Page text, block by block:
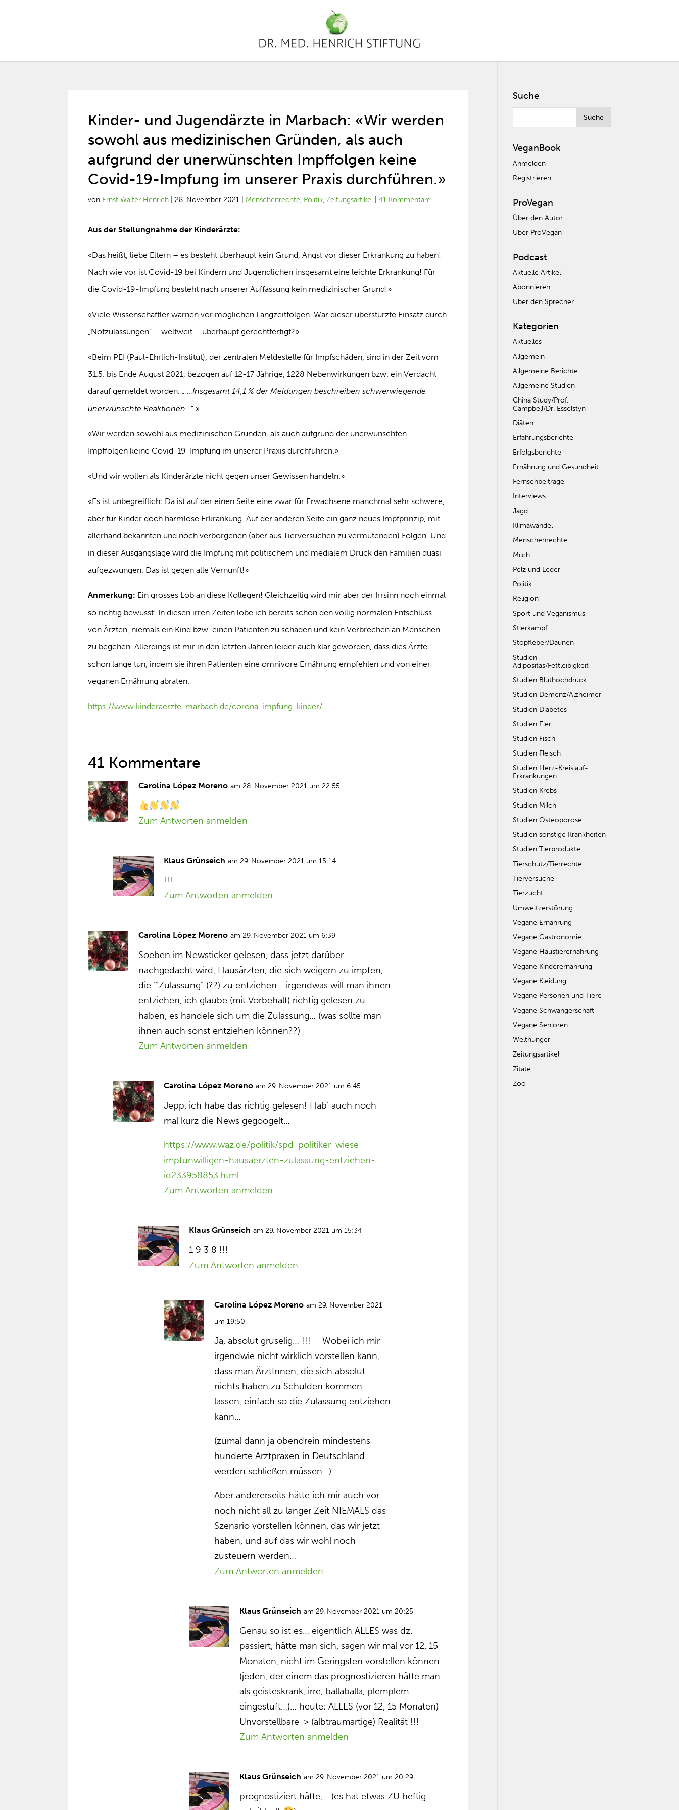
Kinder- und Jugendärzte in Marbach: «Wir werden
sowohl aus medizinischen Gründen, als auch
aufgrund der unerwünschten Impffolgen keine
Covid-19-Impfung im unserer Praxis durchführen.»
von Ernst Walter Henrich |28. November 2021 Menschenrechte, Politik,Zeitungsartikel |41 Kommentare
Aus der Stellungnahme der Kinderärzte:
«Das heißt, liebe Eltern – es besteht überhaupt kein Grund, Angst vor dieser Erkrankung zu haben!
Nach wie vor ist Covid-19 bei Kindern und Jugendlichen insgesamt eine leichte Erkrankung! Für
die Covid-19-Impfung besteht nach unserer Auffassung kein medizinischer Grund!»
«Viele Wissenschaftler warnen vor möglichen Langzeitfolgen. War dieser überstürzte Einsatz durch
„Notzulassungen“ – weltweit – überhaupt gerechtfertigt?»
«Beim PEI (Paul-Ehrlich-Institut), der zentralen Meldestelle für Impfschäden, sind in der Zeit vom
31.5. bis Ende August 2021, bezogen auf 12-17 Jährige, 1228 Nebenwirkungen bzw. ein Verdacht
darauf gemeldet worden. „…Insgesamt 14,1 % der Meldungen beschreiben schwerwiegende
unerwünschte Reaktionen…“.»
«Wir werden sowohl aus medizinischen Gründen, als auch aufgrund der unerwünschten
Impffolgen keine Covid-19-Impfung im unserer Praxis durchführen.»
«Und wir wollen als Kinderärzte nicht gegen unser Gewissen handeln.»
«Es ist unbegreiflich: Da ist auf der einen Seite eine zwar für Erwachsene manchmal sehr schwere,
aber für Kinder doch harmlose Erkrankung. Auf der anderen Seite ein ganz neues Impfprinzip, mit
allerhand bekannten und noch verborgenen (aber aus Tierversuchen zu vermutenden) Folgen. Und
in dieser Ausgangslage wird die Impfung mit politischem und medialem Druck den Familien quasi
aufgezwungen. Das ist gegen alle Vernunft!»
Anmerkung: Ein grosses Lob an diese Kollegen! Gleichzeitig wird mir aber der Irrsinn noch einmal
so richtig bewusst: In diesen irren Zeiten lobe ich bereits schon den völlig normalen Entschluss
von Ärzten, niemals ein Kind bzw. einen Patienten zu schaden und kein Verbrechen an Menschen
zu begehen. Allerdings ist mir in den letzten Jahren leider auch klar geworden, dass dies Ärzte
schon lange tun, indem sie ihren Patienten eine omnivore Ernährung empfehlen und von einer
veganen Ernährung abraten.
https://www.kinderaerzte-marbach.de/corona-impfung-kinder/
41 Kommentare
Carolina López Moreno am 28. November 2021 um 22:55
Zum Antworten anmelden
Klaus Grünseich am 29. November 2021 um 15:14
!!!
Zum Antworten anmelden
Carolina López Moreno am 29. November 2021 um 6:39
Soeben im Newsticker gelesen, dass jetzt darüber
nachgedacht wird, Hausärzten, die sich weigern zu impfen,
die ‘”Zulassung” (??) zu entziehen… irgendwas will man ihnen
entziehen, ich glaube (mit Vorbehalt) richtig gelesen zu
haben, es handele sich um die Zulassung… (was sollte man
ihnen auch sonst entziehen können??)
Zum Antworten anmelden
Carolina López Moreno am 29. November 2021 um 6:45
Jepp, ich habe das richtig gelesen! Hab’ auch noch
mal kurz die News gegoogelt…
https://www.waz.de/politik/spd-politiker-wiese-
impfunwilligen-hausaerzten-zulassung-entziehen-
id233958853.html
Zum Antworten anmelden
Klaus Grünseich am 29. November 2021 um 15:34
1 9 3 8 !!!
Zum Antworten anmelden
Carolina López Moreno am 29. November 2021
um 19:50
Ja, absolut gruselig… !!! – Wobei ich mir
irgendwie nicht wirklich vorstellen kann,
dass man ÄrztInnen, die sich absolut
nichts haben zu Schulden kommen
lassen, einfach so die Zulassung entziehen
kann…
(zumal dann ja obendrein mindestens
hunderte Arztpraxen in Deutschland
werden schließen müssen…)
Aber andererseits hätte ich mir auch vor
noch nicht all zu langer Zeit NIEMALS das
Szenario vorstellen können, das wir jetzt
haben, und auf das wir wohl noch
zusteuern werden…
Zum Antworten anmelden
Klaus Grünseich am 29. November 2021 um 20:25
Genau so ist es… eigentlich ALLES was dz.
passiert, hätte man sich, sagen wir mal vor 12, 15
Monaten, nicht im Geringsten vorstellen können
(jeden, der einem das prognostizieren hätte man
als geisteskrank, irre, ballaballa, plemplem
eingestuft…)… heute: ALLES (vor 12, 15 Monaten)
Unvorstellbare-> (albtraumartige) Realität !!!
Zum Antworten anmelden
Klaus Grünseich am 29. November 2021 um 20:29
prognostiziert hätte,… (es hat etwas ZU heftig
Suche
VeganBook
Anmelden
Registrieren
ProVegan
Über den Autor
Über ProVegan
Podcast
Aktuelle Artikel
Abonnieren
Über den Sprecher
Kategorien
Aktuelles
Allgemein
Allgemeine Berichte
Allgemeine Studien
China Study/Prof.
Campbell/Dr. Esselstyn
Diäten
Erfahrungsberichte
Erfolgsberichte
Ernährung und Gesundheit
Fernsehbeiträge
Interviews
Jagd
Klimawandel
Menschenrechte
Milch
Pelz und Leder
Politik
Religion
Sport und Veganismus
Stierkampf
Stopfleber/Daunen
Studien
Adipositas/Fettleibigkeit
Studien Bluthochdruck
Studien Demenz/Alzheimer
Studien Diabetes
Studien Eier
Studien Fisch
Studien Fleisch
Studien Herz-Kreislauf-
Erkrankungen
Studien Krebs
Studien Milch
Studien Osteoporose
Studien sonstige Krankheiten
Studien Tierprodukte
Tierschutz/Tierrechte
Tierversuche
Tierzucht
Umweltzerstörung
Vegane Ernährung
Vegane Gastronomie
Vegane Haustierernährung
Vegane Kinderernährung
Vegane Kleidung
Vegane Personen und Tiere
Vegane Schwangerschaft
Vegane Senioren
Welthunger
Zeitungsartikel
Zitate
Zoo